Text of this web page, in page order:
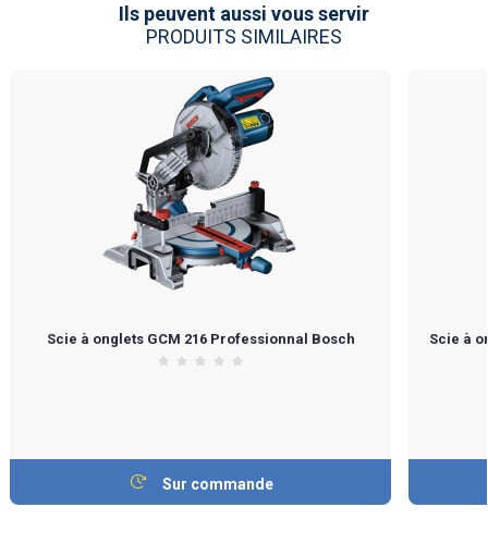
Ils peuvent aussi vous servir
PRODUITS SIMILAIRES
Scie à onglets GCM 216 Professionnal Bosch
Sur commande
Scie à